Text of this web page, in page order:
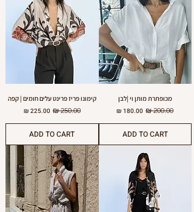
מכופתרת מותן וי |לבן
מחיר רגיל‏200.00 ‏₪ מחיר מבצע
ADD TO CART
קימונו פריז פרינט עלים חומים | קפה
מחיר רגיל‏250.00 ‏₪ מחיר מבצע‏225.00 ‏₪
ADD TO CART